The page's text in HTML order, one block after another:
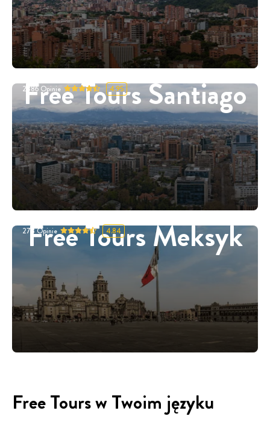
Free Tours Santiago
2886 Opinie 4.95
Free Tours Meksyk
278Opinie 4.84
Free Tours w Twoim języku